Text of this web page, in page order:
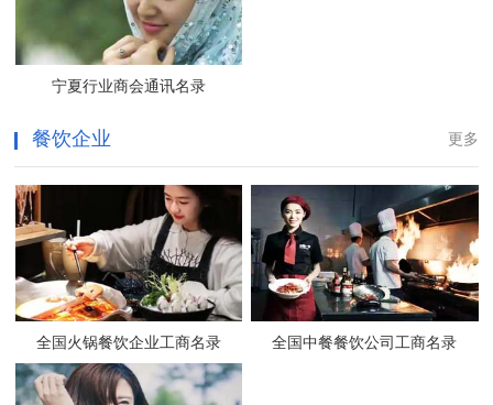
宁夏行业商会通讯名录
更多
餐饮企业
全国火锅餐饮企业工商名录 全国中餐餐饮公司工商名录